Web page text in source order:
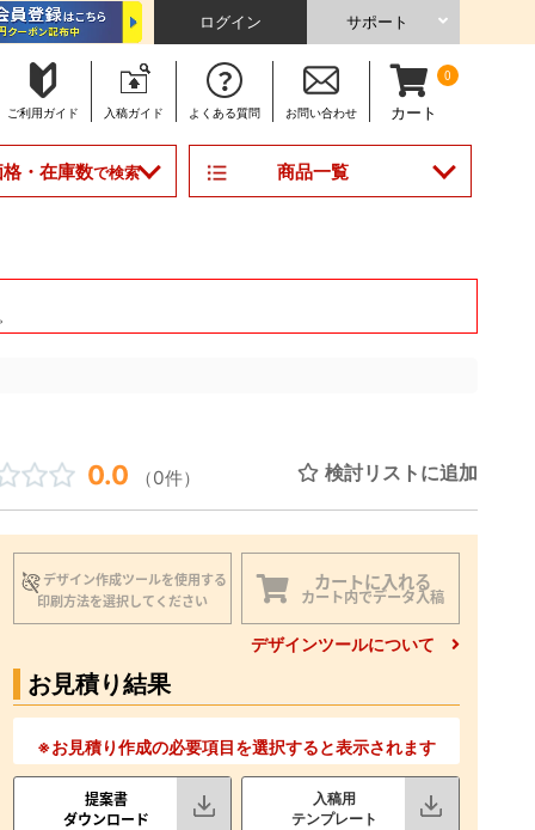
ログイン サポート
ご利用ガイド 入稿ガイド よくある質問 お問い合わせ
0
カート
・在庫数で検索 商品一覧
0.0 （0件） 検討リストに追加
デザイン作成ツールを使用する
印刷方法を選択してください
カートに入れる
カート内でデータ入稿
デザインツールについて
お見積り結果
※お見積り作成の必要項目を選択すると表示されます
提案書
ダウンロード
入稿用
テンプレート